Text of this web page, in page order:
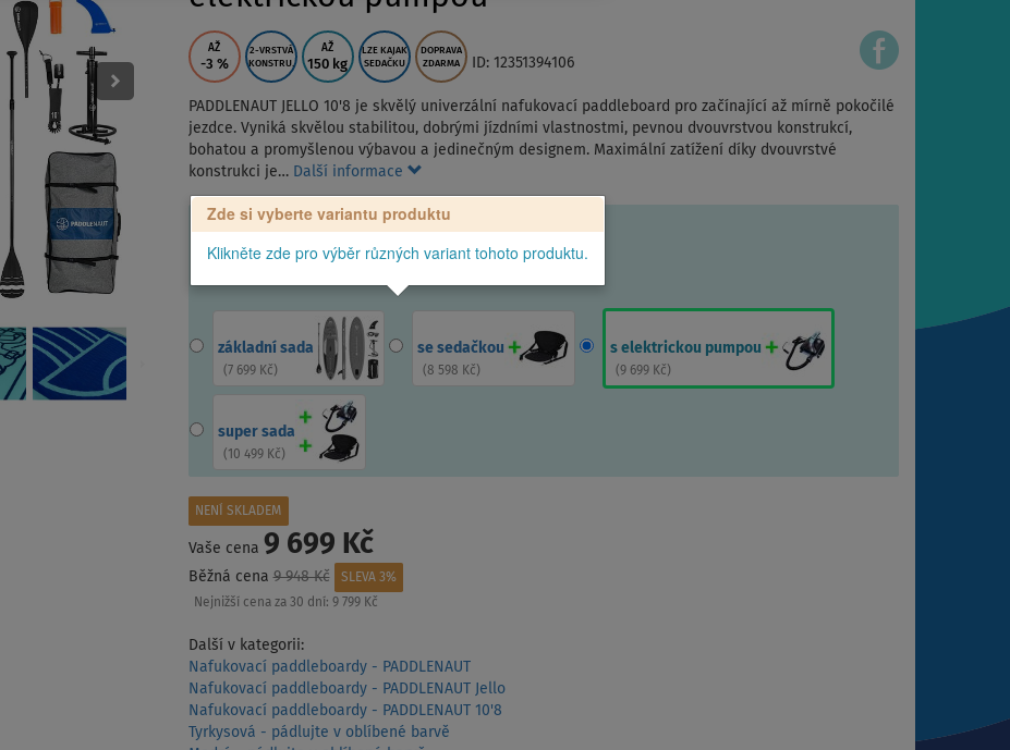
AŽ
-3 %
2-VRSTVÁ
KONSTRU.
AŽ
150 kg
LZE KAJAK
SEDAČKU
DOPRAVA
ZDARMA
ID: 12351394106
PADDLENAUT JELLO 10'8 je skvělý univerzální nafukovací paddleboard pro začínající až mírně pokočilé
jezdce. Vyniká skvělou stabilitou, dobrými jízdními vlastnostmi, pevnou dvouvrstvou konstrukcí,
bohatou a promyšlenou výbavou a jedinečným designem. Maximální zatížení díky dvouvrstvé
konstrukci je… Další informace
Zde si vyberte variantu produktu
Klikněte zde pro výběr různých variant tohoto produktu.
základní sada
( 7 699 Kč)
se sedačkou
(8 598 Kč)
s elektrickou pumpou
(9 699 Kč)
super sada
( 10 499 Kč)
NENÍ SKLADEM
Vaše cena 9 699 Kč
Běžná cena9 948 Kč
SLEVA 3%
Nejnižší cena za 30 dní:9 799 Kč
Další v kategorii:
Nafukovací paddleboardy - PADDLENAUT
Nafukovací paddleboardy - PADDLENAUT Jello
Nafukovací paddleboardy - PADDLENAUT 10'8
Tyrkysová - pádlujte v oblíbené barvě